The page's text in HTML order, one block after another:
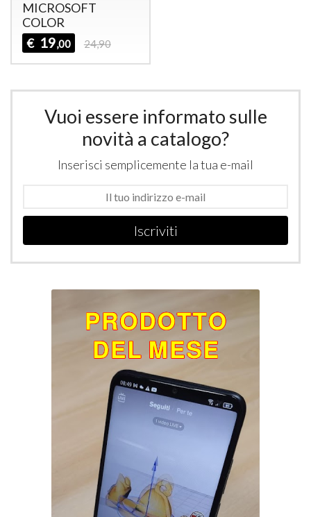
MICROSOFT
COLOR
€ 19,00 24,90
Vuoi essere informato sulle
novità a catalogo?
Inserisci semplicemente la tua e-mail
Iscriviti